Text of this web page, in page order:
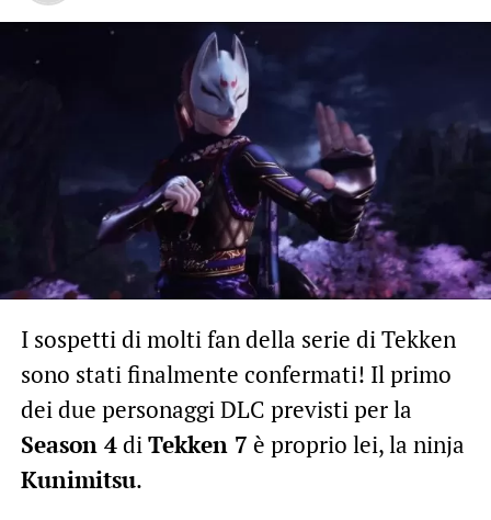
I sospetti di molti fan della serie di Tekken
sono stati finalmente confermati! Il primo
dei due personaggi DLC previsti per la
Season 4diTekken 7 è proprio lei, la ninja
Kunimitsu.